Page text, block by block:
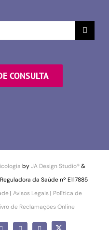
CONSULTA
byJA Design Studio®&
da Saúde nº E117885
| Avisos Legais| Política de
de Reclamações Online